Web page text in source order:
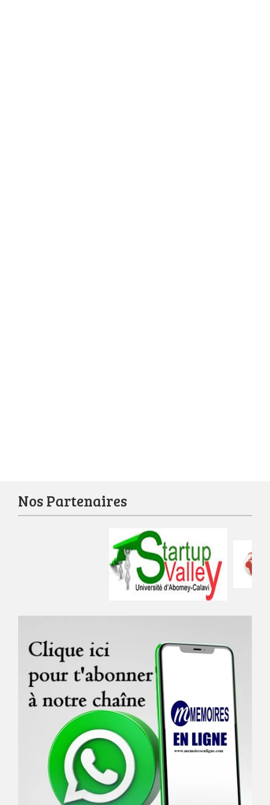
Nos Partenaires